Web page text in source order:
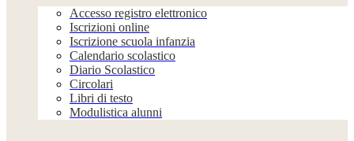
Accesso registro elettronico
Iscrizioni online
Iscrizione scuola infanzia
Calendario scolastico
Diario Scolastico
Circolari
Libri di testo
Modulistica alunni